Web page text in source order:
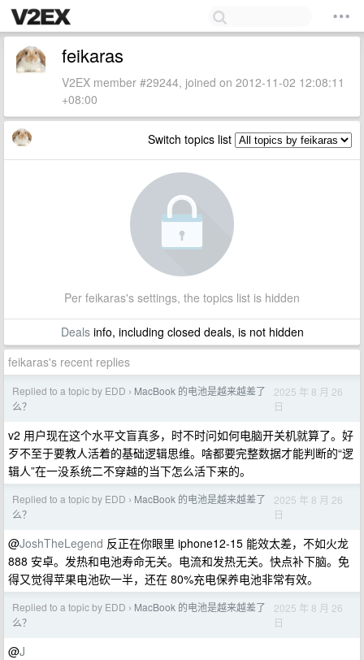
feikaras
V2EX member #29244, joined on 2012-11-02 12:08:11
+08:00
Switch topics list
Per feikaras's settings, the topics list is hidden
Dealsinfo, including closed deals, is not hidden
feikaras's recent replies
Replied to a topic by EDD › MacBook 的电池是越来越差了
么？
2025 年 8 月 26
日
v2 用户现在这个水平文盲真多，时不时问如何电脑开关机就算了。好
歹不至于要教人活着的基础逻辑思维。啥都要完整数据才能判断的“逻
辑人”在一没系统二不穿越的当下怎么活下来的。
Replied to a topic by EDD › MacBook 的电池是越来越差了
么？
2025 年 8 月 26
日
@JoshTheLegend 反正在你眼里 iphone12-15 能效太差，不如火龙
888 安卓。发热和电池寿命无关。电流和发热无关。快点补下脑。免
得又觉得苹果电池砍一半，还在 80%充电保养电池非常有效。
Replied to a topic by EDD › MacBook 的电池是越来越差了
么？
2025 年 8 月 26
日
@J